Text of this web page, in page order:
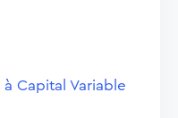
Capital Variable